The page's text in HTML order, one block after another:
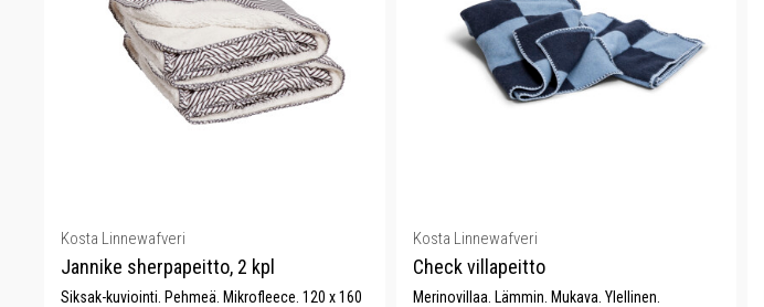
Kosta Linnewafveri
Jannike sherpapeitto, 2 kpl
Siksak-kuviointi. Pehmeä. Mikrofleece. 120 x 160
Kosta Linnewafveri
Check villapeitto
Merinovillaa. Lämmin. Mukava. Ylellinen.